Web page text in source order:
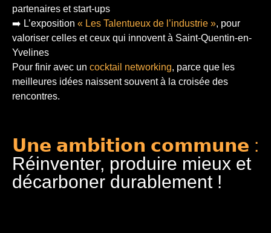
partenaires et start-ups
➡️ L’exposition « Les Talentueux de l’industrie », pour
valoriser celles et ceux qui innovent à Saint-Quentin-en-
Yvelines
Pour finir avec un cocktail networking, parce que les
meilleures idées naissent souvent à la croisée des
rencontres.
𝗨𝗻𝗲 𝗮𝗺𝗯𝗶𝘁𝗶𝗼𝗻 𝗰𝗼𝗺𝗺𝘂𝗻𝗲 :
Réinventer, produire mieux et
décarboner durablement !